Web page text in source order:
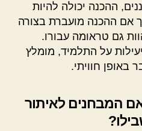
ההכנה יכולה להיות
אם ההכנה מועברת בצורה
גם טראומה עבורו.
על התלמיד, מומלץ
באופן חוויתי.
המבחנים לאיתור